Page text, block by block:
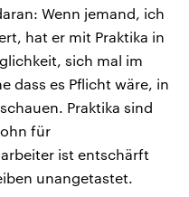
Wenn jemand, ich
hat er mit Praktika in
sich mal im
dass es Pflicht wäre, in
Praktika sind
für
ist entschärft
unangetastet.